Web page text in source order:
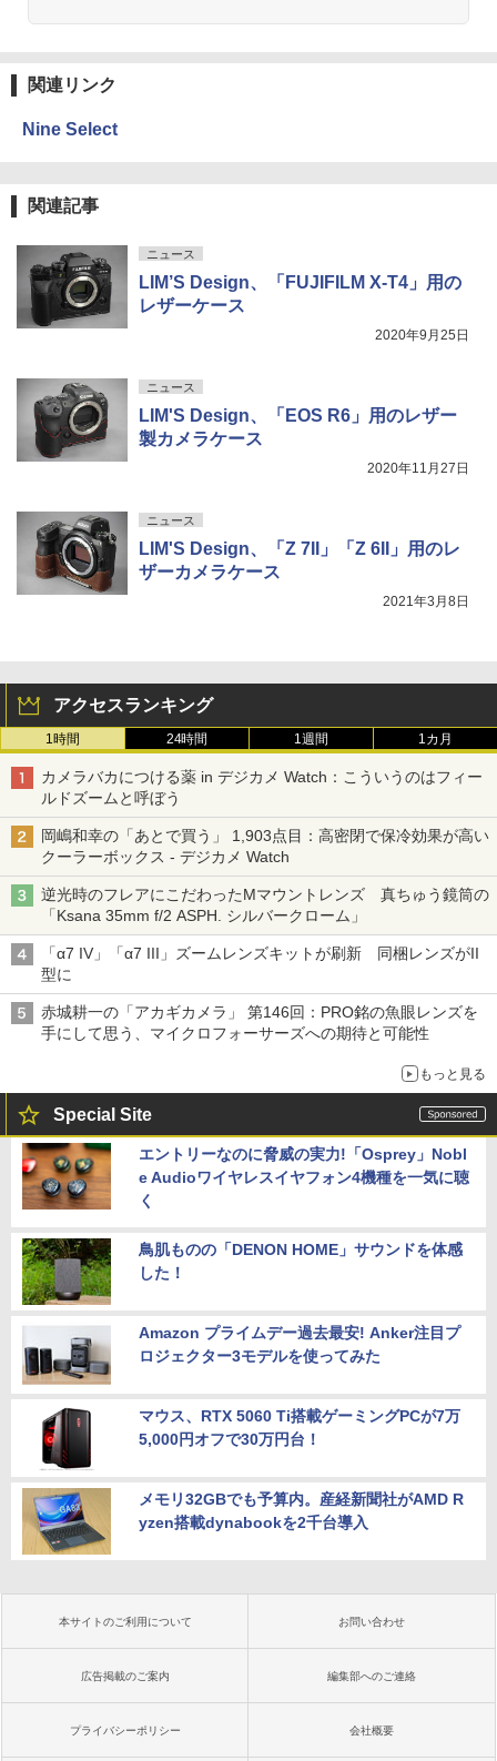
関連リンク
Nine Select
関連記事
ニュース
LIM’S Design、「FUJIFILM X-T4」用の
レザーケース
2020年9月25日
ニュース
LIM'S Design、「EOS R6」用のレザー
製カメラケース
2020年11月27日
ニュース
LIM'S Design、「Z 7II」「Z 6II」用のレ
ザーカメラケース
2021年3月8日
アクセスランキング
1時間 24時間 1週間 1カ月
カメラバカにつける薬 in デジカメ Watch：こういうのはフィー
ルドズームと呼ぼう
岡嶋和幸の「あとで買う」 1,903点目：高密閉で保冷効果が高い
クーラーボックス - デジカメ Watch
逆光時のフレアにこだわったMマウントレンズ 真ちゅう鏡筒の
「Ksana 35mm f/2 ASPH. シルバークローム」
「α7 IV」「α7 III」ズームレンズキットが刷新 同梱レンズがII
型に
赤城耕一の「アカギカメラ」 第146回：PRO銘の魚眼レンズを
手にして思う、マイクロフォーサーズへの期待と可能性
もっと見る
Special Site
エントリーなのに脅威の実力!「Osprey」Nobl
e Audioワイヤレスイヤフォン4機種を一気に聴
く
鳥肌ものの「DENON HOME」サウンドを体感
した！
Amazon プライムデー過去最安! Anker注目プ
ロジェクター3モデルを使ってみた
マウス、RTX 5060 Ti搭載ゲーミングPCが7万
5,000円オフで30万円台！
メモリ32GBでも予算内。産経新聞社がAMD R
yzen搭載dynabookを2千台導入
本サイトのご利用について お問い合わせ
広告掲載のご案内 編集部へのご連絡
プライバシーポリシー 会社概要